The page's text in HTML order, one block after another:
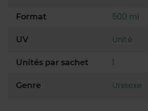
Format 500 ml
UV Unité
Unités par sachet 1
Genre Unisexe